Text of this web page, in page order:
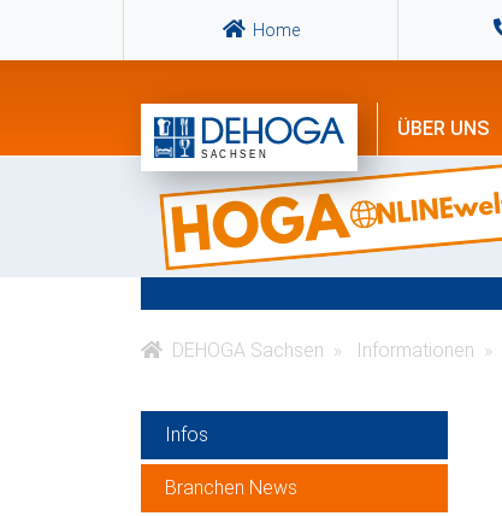
Home
ÜBER UNS
DEHOGA Sachsen Informationen
Infos
Branchen News